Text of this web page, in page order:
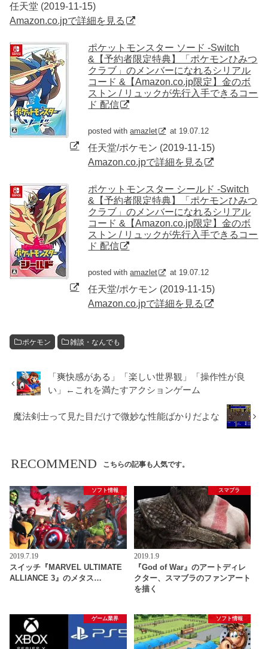
任天堂 (2019-11-15)
Amazon.co.jpで詳細を見る
ポケットモンスター ソード -Switch
&【予約者限定特典】「ポケモンひみつ
クラブ」のメンバーになれるシリアル
コード &【Amazon.co.jp限定】金のボ
ストン / リュックが先行入手できるコー
ド 配信
posted withamazlet at 19.07.12
任天堂/ポケモン (2019-11-15)
Amazon.co.jpで詳細を見る
ポケットモンスター シールド -Switch
&【予約者限定特典】「ポケモンひみつ
クラブ」のメンバーになれるシリアル
コード &【Amazon.co.jp限定】金のボ
ストン / リュックが先行入手できるコー
ド 配信
posted withamazlet at 19.07.12
任天堂/ポケモン (2019-11-15)
Amazon.co.jpで詳細を見る
ポケモン 雑談・なんでも
「爽快感がある」「楽しい世界観」「操作性が良
い」←これを満たすアクションゲーム
魔法剣士って見た目だけで微妙な性能ばかりだよな
RECOMMEND こちらの記事も人気です。
ソフト情報
2019.7.19
スイッチ『MARVEL ULTIMATE
ALLIANCE 3』のメタス…
スマブラ
2019.1.9
『God of War』のアートディレ
クター、スマブラのファンアート
を描く
ゲーム業界 ソフト情報